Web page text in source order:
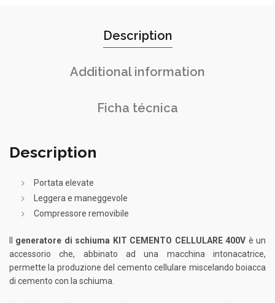
Description
Additional information
Ficha técnica
Description
Portata elevate
Leggera e maneggevole
Compressore removibile
generatore di schiuma KIT CEMENTO CELLULARE 400V è un
accessorio che, abbinato ad una macchina intonacatrice,
permette la produzione del cemento cellulare miscelando boiacca
di cemento con la schiuma.